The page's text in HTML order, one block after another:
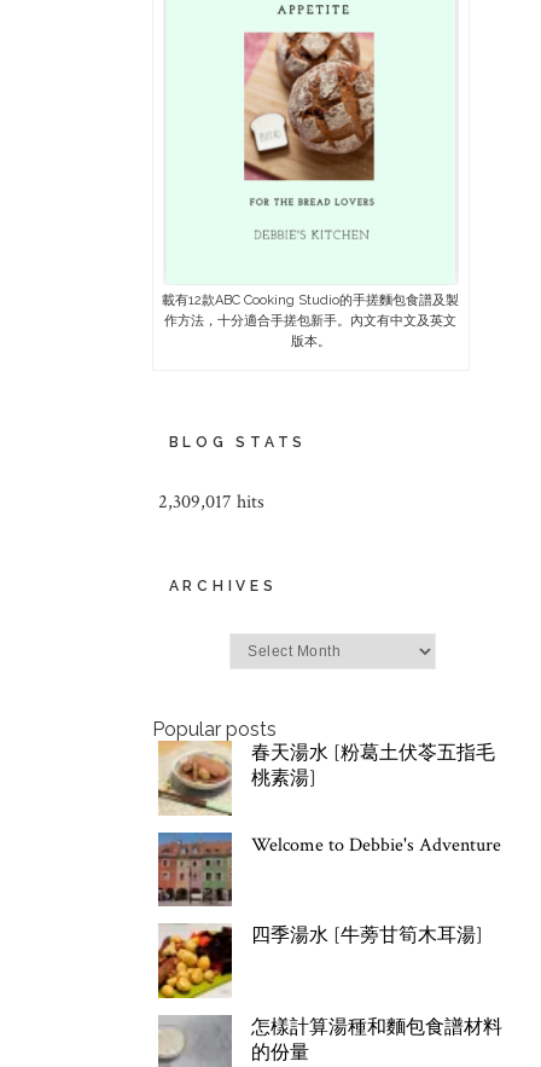
載有12款ABC Cooking Studio的手搓麵包食譜及製
作方法，十分適合手搓包新手。內文有中文及英文
版本。
BLOG STATS
2,309,017 hits
ARCHIVES
Popular posts
春天湯水 [粉葛土伏苓五指毛
桃素湯]
Welcome to Debbie's Adventure
四季湯水 [牛蒡甘筍木耳湯]
怎樣計算湯種和麵包食譜材料
的份量